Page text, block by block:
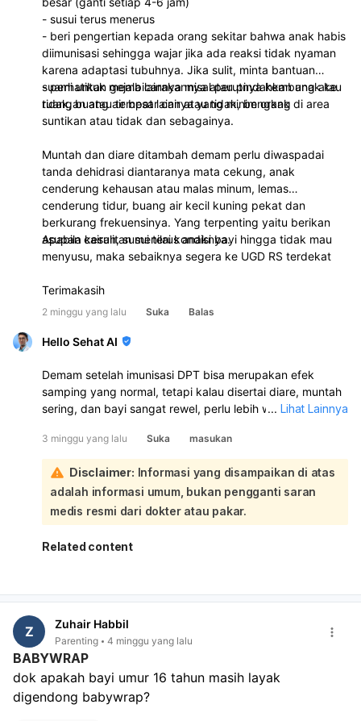
- susui terus menerus
- beri pengertian kepada orang sekitar bahwa anak habis
diimunisasi sehingga wajar jika ada reaksi tidak nyaman
karena adaptasi tubuhnya. Jika sulit, minta bantuan
suami untuk membicarakannya atau pindahkan anak ke
ruangan atau tempat lainnya yang minim orang
- perhatikan gejala lainnya misal perutnya kembung atau
tidak, buang air besar cair atau tidak, bengkak di area
suntikan atau tidak dan sebagainya.
Muntah dan diare ditambah demam perlu diwaspadai
tanda dehidrasi diantaranya mata cekung, anak
cenderung kehausan atau malas minum, lemas
cenderung tidur, buang air kecil kuning pekat dan
berkurang frekuensinya. Yang terpenting yaitu berikan
asupan cairan, susui terus anaknya.
Apabila kesulitan menilai kondisi bayi hingga tidak mau
menyusu, maka sebaiknya segera ke UGD RS terdekat
Terimakasih
2 minggu yang lalu Suka Balas
Hello Sehat AI
Demam setelah imunisasi DPT bisa merupakan efek
samping yang normal, tetapi kalau disertai diare, muntah
sering, dan bayi sangat rewel, perlu lebih waspada
cerna. Warna poop hijau sendiri umumnya masih bisa
normal, tetapi bila disertai diare dan muntah harus
dipantau ketat:
Demam pasca imunisasi biasanya sementara dan
membaik dalam 1–2 hari. Untuk membantu di rumah: beri
ASI/susu lebih sering, pastikan cairan cukup, pakaikan
pakaian nyaman, jaga ruangan sejuk, dan boleh beri
bayi diperiksa ke dokter anak. Segera bawa ke
tidak mau minum, muntah terus, diare makin sering,
demam tinggi menetap, atau kondisi memburuk.
... Lihat Lainnya
3 minggu yang lalu Suka masukan
Disclaimer: Informasi yang disampaikan di atas
adalah informasi umum, bukan pengganti saran
medis resmi dari dokter atau pakar.
Related content
Z Zuhair Habbil
Parenting 4 minggu yang lalu
BABYWRAP
dok apakah bayi umur 16 tahun masih layak
digendong babywrap?